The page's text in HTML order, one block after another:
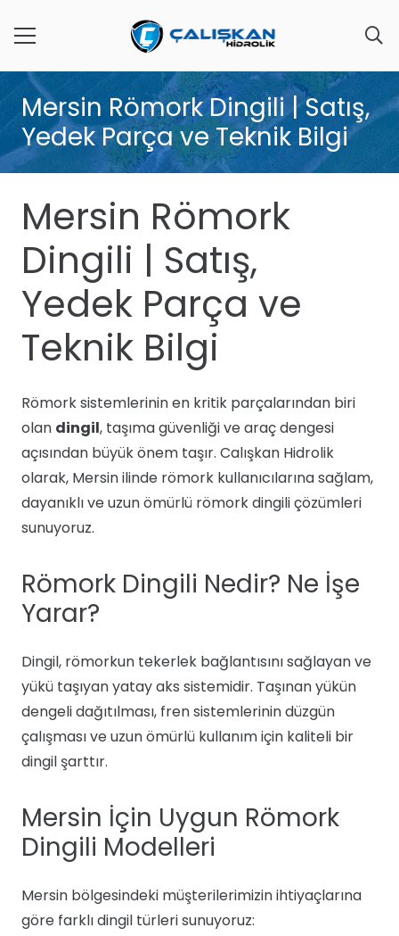
Mersin Römork Dingili | Satış,
Yedek Parça ve Teknik Bilgi
Mersin Römork
Dingili | Satış,
Yedek Parça ve
Teknik Bilgi
Römork sistemlerinin en kritik parçalarından biri
olan dingil, taşıma güvenliği ve araç dengesi
açısından büyük önem taşır. Calışkan Hidrolik
olarak, Mersin ilinde römork kullanıcılarına sağlam,
dayanıklı ve uzun ömürlü römork dingili çözümleri
sunuyoruz.
Römork Dingili Nedir? Ne İşe
Yarar?
Dingil, römorkun tekerlek bağlantısını sağlayan ve
yükü taşıyan yatay aks sistemidir. Taşınan yükün
dengeli dağıtılması, fren sistemlerinin düzgün
çalışması ve uzun ömürlü kullanım için kaliteli bir
dingil şarttır.
Mersin İçin Uygun Römork
Dingili Modelleri
Mersin bölgesindeki müşterilerimizin ihtiyaçlarına
göre farklı dingil türleri sunuyoruz: